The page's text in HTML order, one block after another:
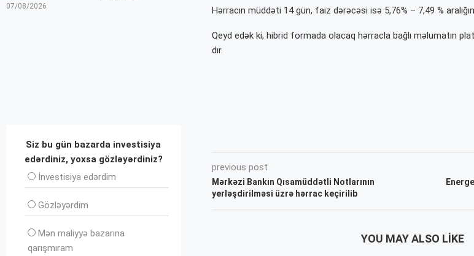
Hərracın müddəti 14 gün, faiz dərəcəsi isə 5,76% – 7,49 %
Qeyd edək ki, hibrid formada olacaq hərracla bağlı məlumatın
dır.
previous post
Mərkəzi Bankın Qısamüddətli Notlarının
yerləşdirilməsi üzrə hərrac keçirilib
YOU MAY ALSO LIKE
07/08/2026
Siz bu gün bazarda investisiya
edərdiniz, yoxsa gözləyərdiniz?
İnvеstisiya edərdim
Gözləyərdim
Mən maliyyə bazarına
qarışmıram